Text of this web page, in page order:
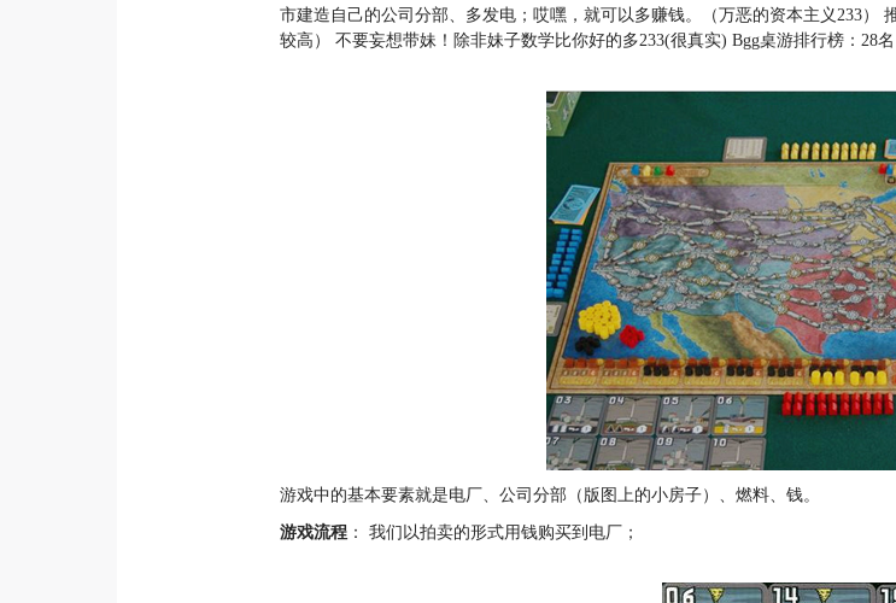
市建造自己的公司分部、多发电；哎嘿，就可以多赚钱。（万恶的资本主义233）
较高） 不要妄想带妹！除非妹子数学比你好的多233(很真实) Bgg桌游排行榜：28名
游戏中的基本要素就是电厂、公司分部（版图上的小房子）、燃料、钱。
游戏流程 ： 我们以拍卖的形式用钱购买到电厂；